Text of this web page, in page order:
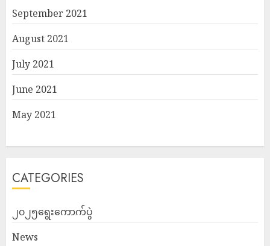
September 2021
August 2021
July 2021
June 2021
May 2021
CATEGORIES
၂၀၂၅ရွေးကောက်ပွဲ
News